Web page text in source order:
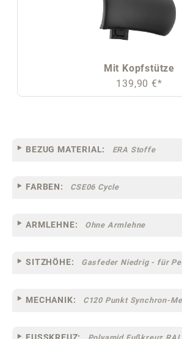
Mit Kopfstütze
139,90 €*
BEZUG MATERIAL: ERA Stoffe
FARBEN: CSE06 Cycle
ARMLEHNE: Ohne Armlehne
SITZHÖHE:
MECHANIK: C120 Punkt Synchron-